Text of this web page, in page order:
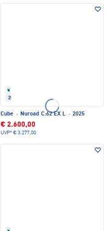
2025
Cube · Nuroad C:62 EX L · 2025
€ 2.600,00
UVP* € 3.277,00